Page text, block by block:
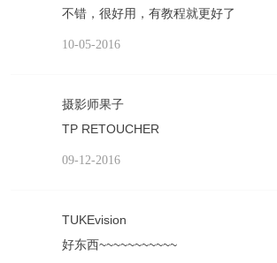
不错，很好用，有教程就更好了
10-05-2016
摄影师果子
TP RETOUCHER
09-12-2016
TUKEvision
好东西~~~~~~~~~~~